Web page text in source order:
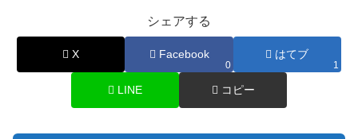
シェアする
X Facebook
0
はてブ
1
LINE コピー